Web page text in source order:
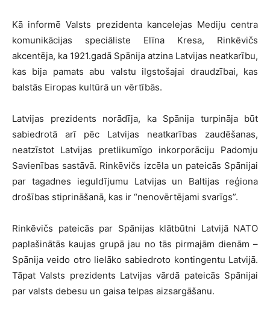
Kā informē Valsts prezidenta kancelejas Mediju centra
komunikācijas speciāliste Elīna Kresa, Rinkēvičs
akcentēja, ka 1921.gadā Spānija atzina Latvijas neatkarību,
kas bija pamats abu valstu ilgstošajai draudzībai, kas
balstās Eiropas kultūrā un vērtībās.
Latvijas prezidents norādīja, ka Spānija turpināja būt
sabiedrotā arī pēc Latvijas neatkarības zaudēšanas,
neatzīstot Latvijas pretlikumīgo inkorporāciju Padomju
Savienības sastāvā. Rinkēvičs izcēla un pateicās Spānijai
par tagadnes ieguldījumu Latvijas un Baltijas reģiona
drošības stiprināšanā, kas ir “nenovērtējami svarīgs”.
Rinkēvičs pateicās par Spānijas klātbūtni Latvijā NATO
paplašinātās kaujas grupā jau no tās pirmajām dienām –
Spānija veido otro lielāko sabiedroto kontingentu Latvijā.
Tāpat Valsts prezidents Latvijas vārdā pateicās Spānijai
par valsts debesu un gaisa telpas aizsargāšanu.